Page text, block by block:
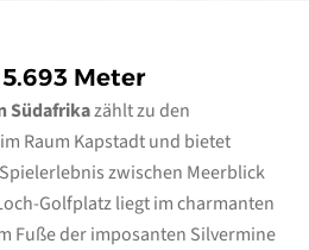
5.693 Meter
Südafrikazählt zu den
Raum Kapstadt und bietet
zwischen Meerblick
Golfplatz liegt im charmanten
Fuße der imposanten Silvermine